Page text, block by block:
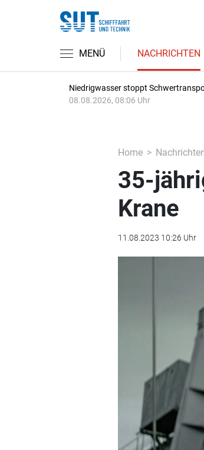
MENÜ NACHRICHTEN
Niedrigwasser stoppt
08.08.2026, 08:06 Uhr
Home
35-
Krane
11.08.2023 10:26 Uhr